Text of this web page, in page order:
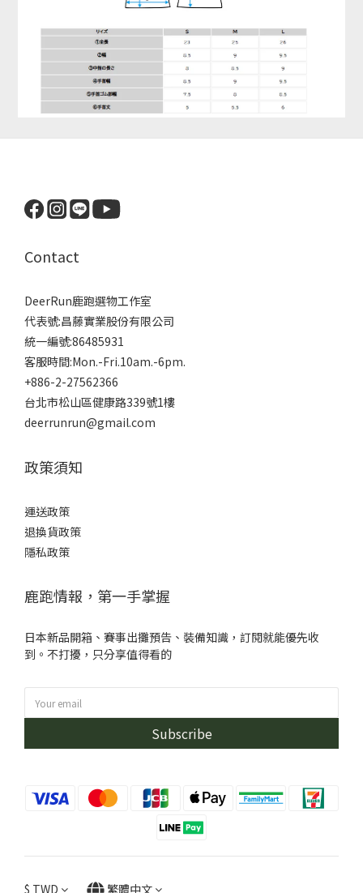
Contact
DeerRun鹿跑選物工作室
代表號:昌藤實業股份有限公司
統一編號:86485931
客服時間:Mon.-Fri.10am.-6pm.
+886-2-27562366
台北市松山區健康路339號1樓
deerrunrun@gmail.com
政策須知
運送政策
退換貨政策
隱私政策
鹿跑情報，第一手掌握
日本新品開箱、賽事出攤預告、裝備知識，訂閱就能優先收
到。不打擾，只分享值得看的
Subscribe
$ TWD 繁體中文